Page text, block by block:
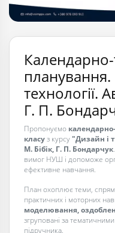
планування.
технології.
Г. П.
Пропонуємо
класуз курсу"Дизайн і
М. Бібік, Г. П. Бондарчук
вимог НУШ і допоможе
ефективне навчання.
План охоплює теми,
практичних і моторних
моделювання,
згруповані за
підручника.